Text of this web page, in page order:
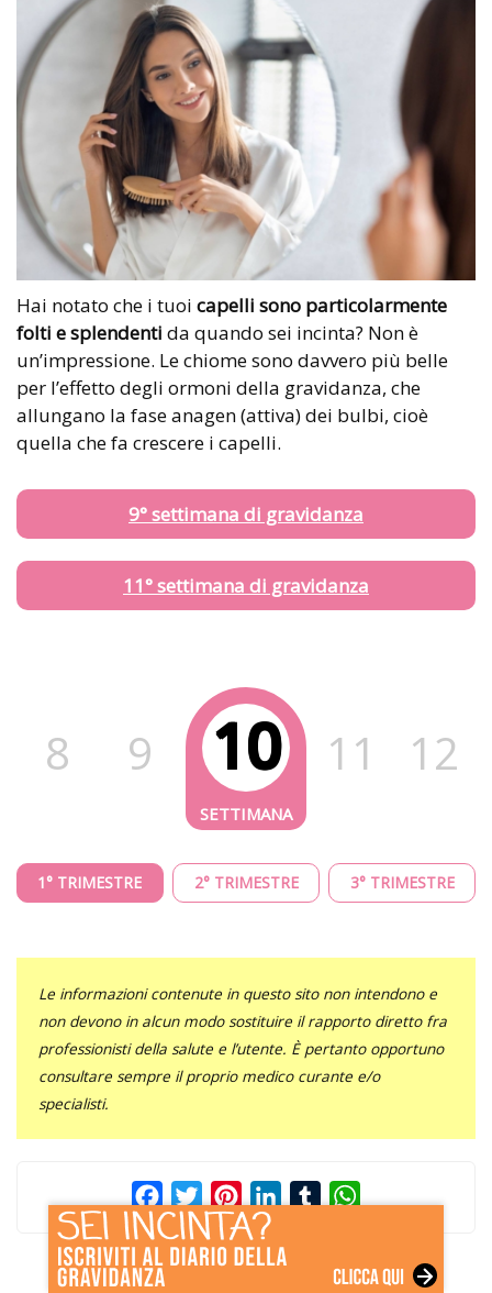
Hai notato che i tuoi capelli sono particolarmente
folti e splendenti da quando sei incinta? Non è
un’impressione. Le chiome sono davvero più belle
per l’effetto degli ormoni della gravidanza, che
allungano la fase anagen (attiva) dei bulbi, cioè
quella che fa crescere i capelli.
9° settimana di gravidanza
11° settimana di gravidanza
8 9 10 11 12
1° TRIMESTRE 2° TRIMESTRE 3° TRIMESTRE
Le informazioni contenute in questo sito non intendono e
non devono in alcun modo sostituire il rapporto diretto fra
professionisti della salute e l’utente. È pertanto opportuno
consultare sempre il proprio medico curante e/o
specialisti.
FacebookTwitterPinterestLinkedInTumblr